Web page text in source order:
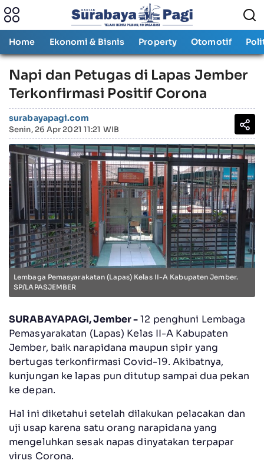
Home Ekonomi & Bisnis Property Otomotif
Napi dan Petugas di Lapas Jember
Terkonfirmasi Positif Corona
surabayapagi.com
Senin, 26 Apr 2021 11:21 WIB
Lembaga Pemasyarakatan (Lapas) Kelas II-A Kabupaten Jember.
SP/LAPASJEMBER
SURABAYAPAGI, Jember -12 penghuni Lembaga
Pemasyarakatan (Lapas) Kelas II-A Kabupaten
Jember, baik narapidana maupun sipir yang
bertugas terkonfirmasi Covid-19. Akibatnya,
kunjungan ke lapas pun ditutup sampai dua pekan
ke depan.
Hal ini diketahui setelah dilakukan pelacakan dan
uji usap karena satu orang narapidana yang
mengeluhkan sesak napas dinyatakan terpapar
virus Corona.